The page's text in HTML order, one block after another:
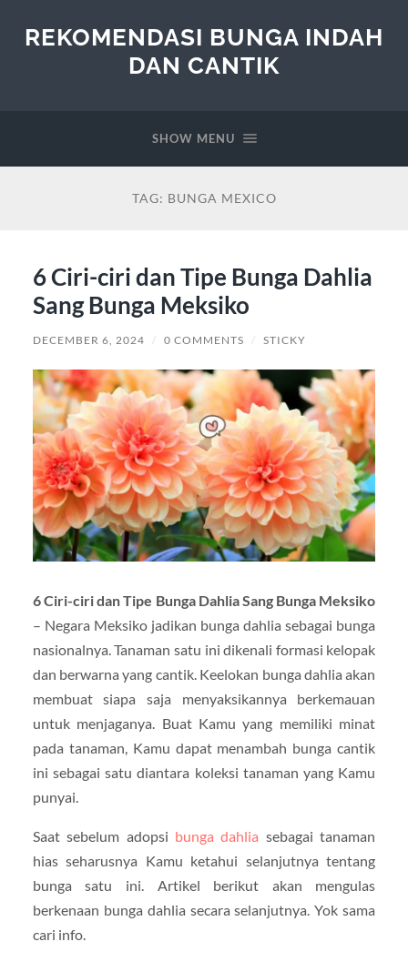
REKOMENDASI BUNGA INDAH
DAN CANTIK
SHOW MENU
TAG: BUNGA MEXICO
6 Ciri-ciri dan Tipe Bunga Dahlia
Sang Bunga Meksiko
DECEMBER 6, 2024 / 0 COMMENTS / STICKY
6 Ciri-ciri dan Tipe Bunga Dahlia Sang Bunga Meksiko
– Negara Meksiko jadikan bunga dahlia sebagai bunga
nasionalnya. Tanaman satu ini dikenali formasi kelopak
dan berwarna yang cantik. Keelokan bunga dahlia akan
membuat siapa saja menyaksikannya berkemauan
untuk menjaganya. Buat Kamu yang memiliki minat
pada tanaman, Kamu dapat menambah bunga cantik
ini sebagai satu diantara koleksi tanaman yang Kamu
punyai.
Saat sebelum adopsi bunga dahlia sebagai tanaman
hias seharusnya Kamu ketahui selanjutnya tentang
bunga satu ini. Artikel berikut akan mengulas
berkenaan bunga dahlia secara selanjutnya. Yok sama
cari info.